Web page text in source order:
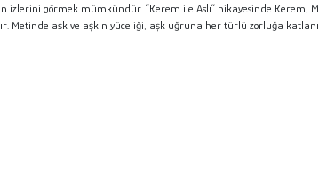
görmek mümkündür. ´´Kerem ile Aslı´´ hikayesinde Kerem,
Metinde aşk ve aşkın yüceliği, aşk uğruna her türlü zorluğa